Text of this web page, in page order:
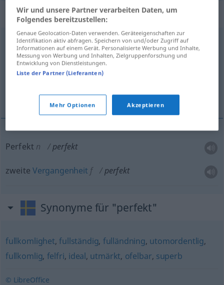
„perfekt“: Neutrum, sächlich
perfekt [˅ pærfɛkt]n <-et;perfekt> GRAM
Übersicht aller Übersetzungen
(Für mehr Details die Übersetzung anklicken/antippen)
Perfekt, zweite Vergangenheit
Perfekt n perfekt
zweite Vergangenheit f perfekt
Synonyme für "perfekt"
fullkomlighet,fullständig, fulländning, utomordentlig,
fullkomlig, felfri, ideal, utmärkt, ofelbar, superb
© LibreOffice
Wir und unsere Partner verarbeiten Daten, um
Folgendes bereitzustellen:
Genaue Geolocation-Daten verwenden. Geräteeigenschaften zur
Identifikation aktiv abfragen. Speichern von und/oder Zugriff auf
Informationen auf einem Gerät. Personalisierte Werbung und Inhalte,
Messung von Werbung und Inhalten, Zielgruppenforschung und
Entwicklung von Dienstleistungen.
Liste der Partner (Lieferanten)
Mehr Optionen Akzeptieren